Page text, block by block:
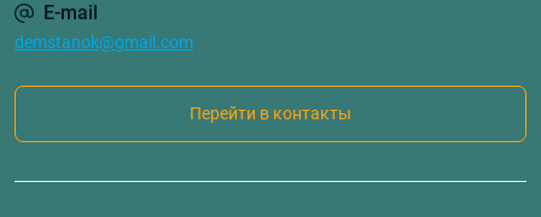
E-mail
demstanok@gmail.com
Перейти в контакты